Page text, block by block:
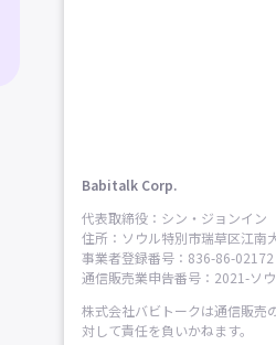
Babitalk Corp.
代表取締役：シン・ジョンイン
住所：ソウル特別市瑞草区江南
事業者登録番号：836-86-02172
通信販売業申告番号：2021-ソ
株式会社バビトークは通信販売
対して責任を負いかねます。